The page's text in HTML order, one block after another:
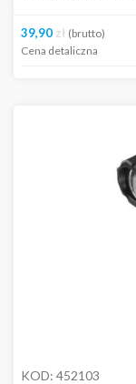
39,90 zł (brutto)
Cena detaliczna
KOD: 452103